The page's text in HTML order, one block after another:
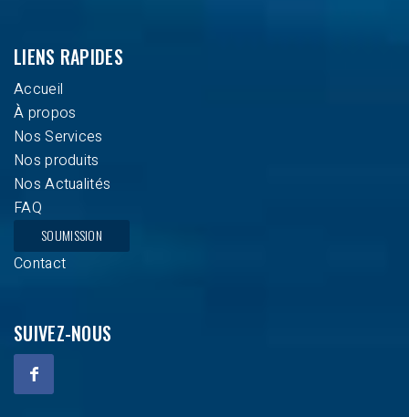
LIENS RAPIDES
Accueil
À propos
Nos Services
Nos produits
Nos Actualités
FAQ
SOUMISSION
Contact
SUIVEZ-NOUS